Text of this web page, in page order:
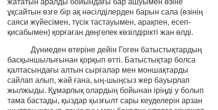
жататын аралды бойындағы бар ашуымен өзіне
ұқсайтын өзге бір ақ нәсілділерден барын сала (өзінің
саяси жүйесімен, түсік тастауымен, арақпен, есеп-
қисабымен) қорғаған дөңгелек көзілдірікті жан өлді.
Дүниеден өтеріне дейін Гоген батыстықтардың
басқыншылығынан қорқып өтті. Батыстықтар болса
қалтасындағы алтын сырғалар мен моншақтарды
сайлап алып, жәй ғана, ың-шыңсыз жер бауырлап
жылжыды. Құмарлық олардың бойынан іріңді у болып
тама бастады, қыздар қызғылт сары кеуделерін арзан